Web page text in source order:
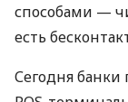
способами —
есть
Сегодня